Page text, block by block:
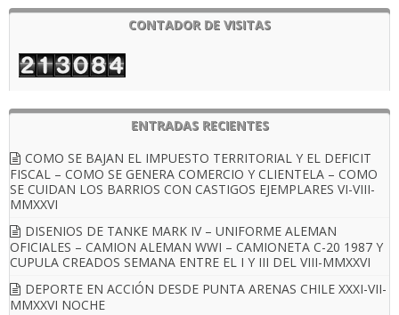
CONTADOR DE VISITAS
ENTRADAS RECIENTES
COMO SE BAJAN EL IMPUESTO TERRITORIAL Y EL DEFICIT
FISCAL – COMO SE GENERA COMERCIO Y CLIENTELA – COMO
SE CUIDAN LOS BARRIOS CON CASTIGOS EJEMPLARES VI-VIII-
MMXXVI
DISENIOS DE TANKE MARK IV – UNIFORME ALEMAN
OFICIALES – CAMION ALEMAN WWI – CAMIONETA C-20 1987 Y
CUPULA CREADOS SEMANA ENTRE EL I Y III DEL VIII-MMXXVI
DEPORTE EN ACCIÓN DESDE PUNTA ARENAS CHILE XXXI-VII-
MMXXVI NOCHE